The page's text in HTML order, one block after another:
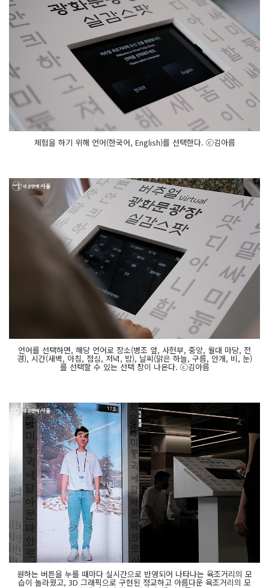
체험을 하기 위해 언어(한국어, English)를 선택한다. ⓒ김아름
언어를 선택하면, 해당 언어로 장소(병조 앞, 사헌부, 중앙, 월대 마당, 전
경), 시간(새벽, 아침, 점심, 저녁, 밤), 날씨(맑은 하늘, 구름, 안개, 비, 눈)
를 선택할 수 있는 선택 창이 나온다. ⓒ김아름
원하는 버튼을 누를 때마다 실시간으로 반영되어 나타나는 육조거리의 모
습이 놀라웠고, 3D 그래픽으로 구현된 정교하고 아름다운 육조거리의 모